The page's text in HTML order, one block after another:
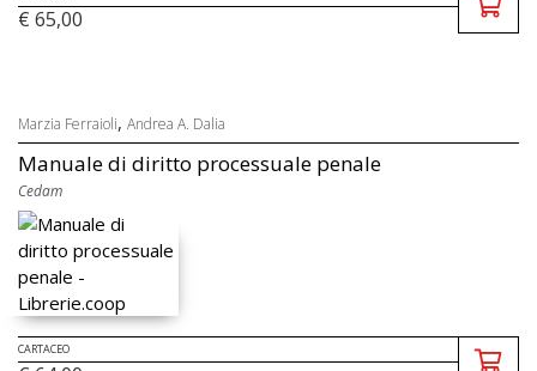
€ 65,00
Marzia Ferraioli, Andrea A. Dalia
Manuale di diritto processuale penale
Cedam
CARTACEO